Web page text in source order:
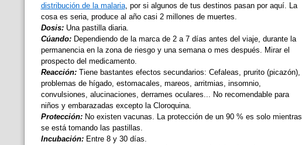
distribución de la malaria, por si algunos de tus destinos pasan por aquí. La
cosa es seria, produce al año casi 2 millones de muertes.
Dosis: Una pastilla diaria.
Cúando: Dependiendo de la marca de 2 a 7 días antes del viaje, durante la
permanencia en la zona de riesgo y una semana o mes después. Mirar el
prospecto del medicamento.
Reacción: Tiene bastantes efectos secundarios: Cefaleas, prurito (picazón),
problemas de hígado, estomacales, mareos, arritmias, insomnio,
convulsiones, alucinaciones, derrames oculares... No recomendable para
niños y embarazadas excepto la Cloroquina.
Protección:No existen vacunas. La protección de un 90 % es solo mientras
se está tomando las pastillas.
Incubación: Entre 8 y 30 días.